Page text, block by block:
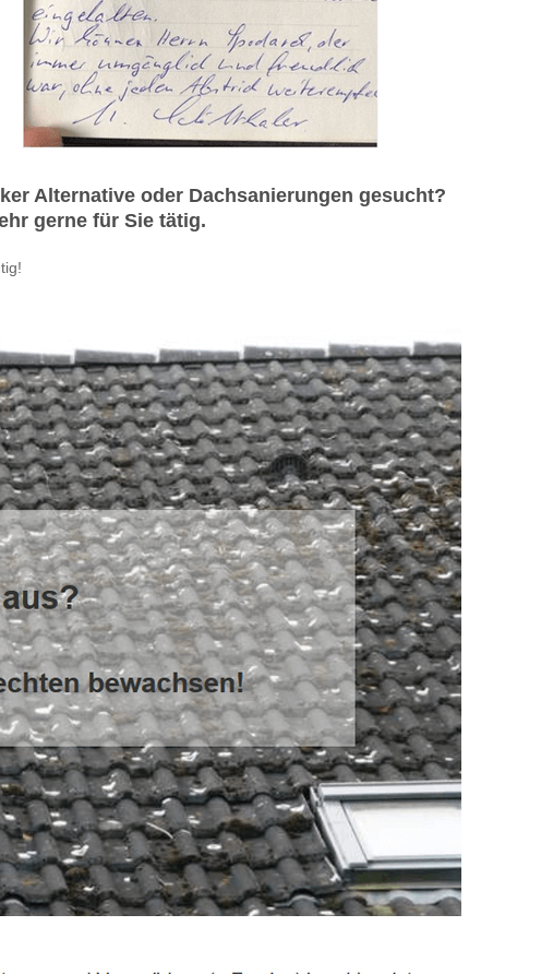
Alternative oder Dachsanierungen gesucht?
gerne für Sie tätig.